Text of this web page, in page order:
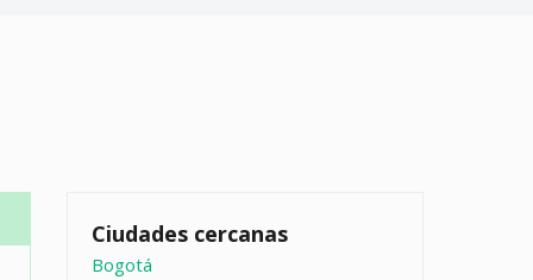
Ciudades cercanas
Bogotá